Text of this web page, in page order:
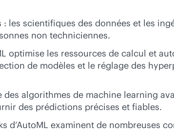
les scientifiques des données et les
non techniciennes.
optimise les ressources de calcul et
de modèles et le réglage des
algorithmes de machine learning
des prédictions précises et fiables.
d’AutoML examinent de nombreuses